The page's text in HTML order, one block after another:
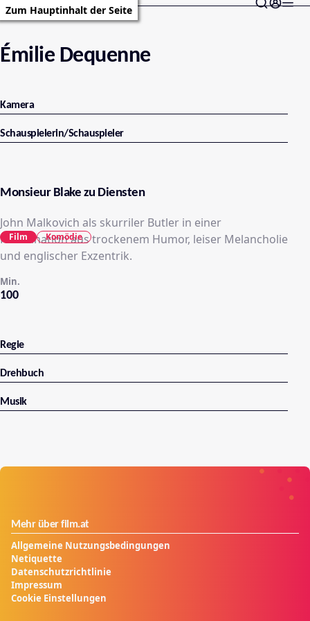
Zum Hauptinhalt der Seite
Émilie Dequenne
Kamera
Schauspielerin/Schauspieler
Monsieur Blake zu Diensten
John Malkovich als skurriler Butler in einer
Kombination aus trockenem Humor, leiser Melancholie
und englischer Exzentrik.
100
Min.
Film Komödie
Regie
Drehbuch
Musik
Mehr über film.at
Allgemeine Nutzungsbedingungen
Netiquette
Datenschutzrichtlinie
Impressum
Cookie Einstellungen